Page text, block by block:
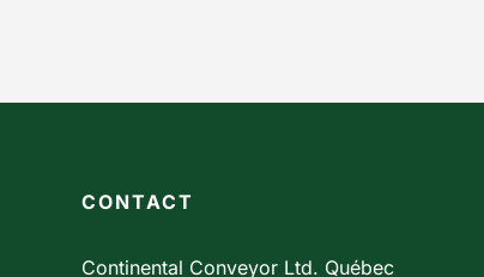
CONTACT
Continental Conveyor Ltd. Québec